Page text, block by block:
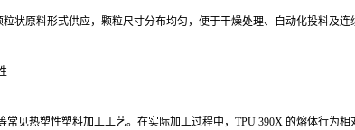
状原料形式供应，颗粒尺寸分布均匀，便于干燥处理、自动化投料及连
常见热塑性塑料加工工艺。在实际加工过程中，TPU 390X 的熔体行为相